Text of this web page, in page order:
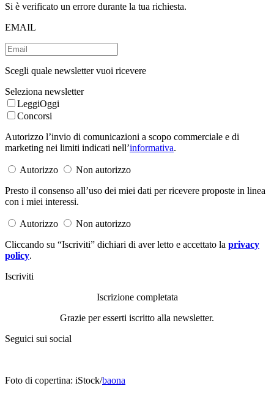
Si è verificato un errore durante la tua richiesta.
EMAIL
Scegli quale newsletter vuoi ricevere
Seleziona newsletter
LeggiOggi
Concorsi
Autorizzo l’invio di comunicazioni a scopo commerciale e di
marketing nei limiti indicati nell’informativa.
Autorizzo
Non autorizzo
Presto il consenso all’uso dei miei dati per ricevere proposte in linea
con i miei interessi.
Autorizzo
Non autorizzo
Cliccando su “Iscriviti” dichiari di aver letto e accettato la privacy
policy.
Iscriviti
Iscrizione completata
Grazie per esserti iscritto alla newsletter.
Seguici sui social
Foto di copertina: iStock/baona